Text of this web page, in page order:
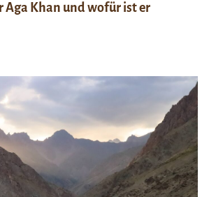
Aga Khan und wofür ist er